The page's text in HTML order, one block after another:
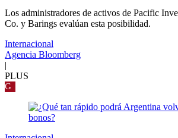
Los administradores de activos de Pacific
Co. y Barings evalúan esta posibilidad.
Internacional
Agencia Bloomberg
|
PLUS
G